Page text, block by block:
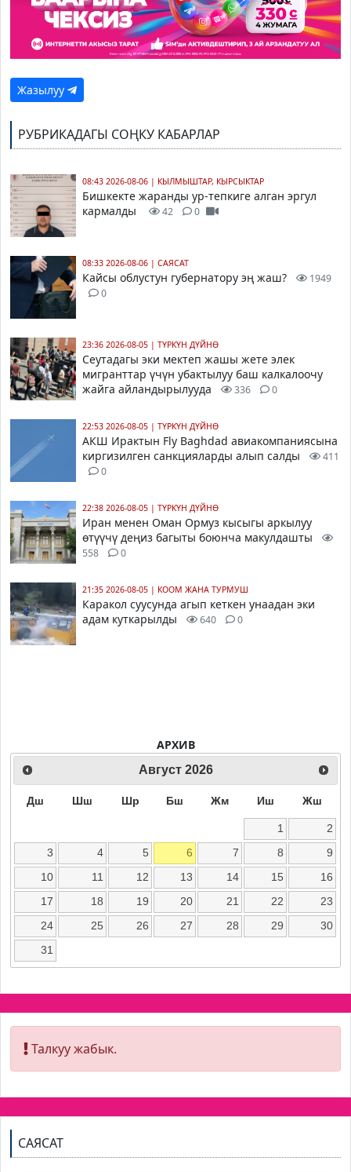
Жазылуу
РУБРИКАДАГЫ СОҢКУ КАБАРЛАР
08:43 2026-08-06 | КЫЛМЫШТАР, КЫРСЫКТАР
Бишкекте жаранды ур-тепкиге алган эргул
кармалды
42 0
08:33 2026-08-06 | САЯСАТ
Кайсы облустун губернатору эң жаш?
1949
0
23:36 2026-08-05 | ТҮРКҮН ДҮЙНӨ
Сеутадагы эки мектеп жашы жете элек
мигранттар үчүн убактылуу баш калкалоочу
жайга айландырылууда
336 0
22:53 2026-08-05 | ТҮРКҮН ДҮЙНӨ
АКШ Ирактын Fly Baghdad авиакомпаниясына
киргизилген санкцияларды алып салды
411
0
22:38 2026-08-05 | ТҮРКҮН ДҮЙНӨ
Иран менен Оман Ормуз кысыгы аркылуу
өтүүчү деңиз багыты боюнча макулдашты
558 0
21:35 2026-08-05 | КООМ ЖАНА ТУРМУШ
Каракол суусунда агып кеткен унаадан эки
адам куткарылды
640 0
АРХИВ
Август 2026
Дш Шш Шр Бш Жм Иш Жш
1
2
3
4 5 6 7 8
9
10
11 12 13 14 15
16
17
18 19 20 21 22
23
24
25 26 27 28 29
30
31
Талкуу жабык.
САЯСАТ